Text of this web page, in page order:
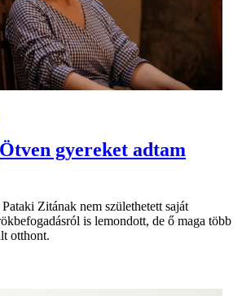
gyereket adtam
Zitának nem születhetett saját
is lemondott, de ő maga több
otthont.